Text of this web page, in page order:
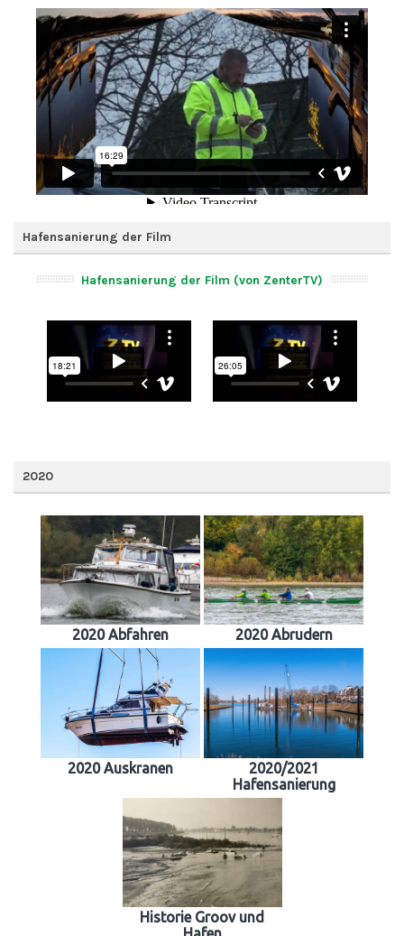
Hafensanierung der Film
Hafensanierung der Film (von ZenterTV)
2020
2020 Abfahren 2020 Abrudern
2020 Auskranen
2020/2021
Hafensanierung
Historie Groov und